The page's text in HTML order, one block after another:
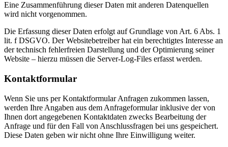
Eine Zusammenführung dieser Daten mit anderen Datenquellen
wird nicht vorgenommen.
Die Erfassung dieser Daten erfolgt auf Grundlage von Art. 6 Abs. 1
lit. f DSGVO. Der Websitebetreiber hat ein berechtigtes Interesse an
der technisch fehlerfreien Darstellung und der Optimierung seiner
Website – hierzu müssen die Server-Log-Files erfasst werden.
Kontaktformular
Wenn Sie uns per Kontaktformular Anfragen zukommen lassen,
werden Ihre Angaben aus dem Anfrageformular inklusive der von
Ihnen dort angegebenen Kontaktdaten zwecks Bearbeitung der
Anfrage und für den Fall von Anschlussfragen bei uns gespeichert.
Diese Daten geben wir nicht ohne Ihre Einwilligung weiter.